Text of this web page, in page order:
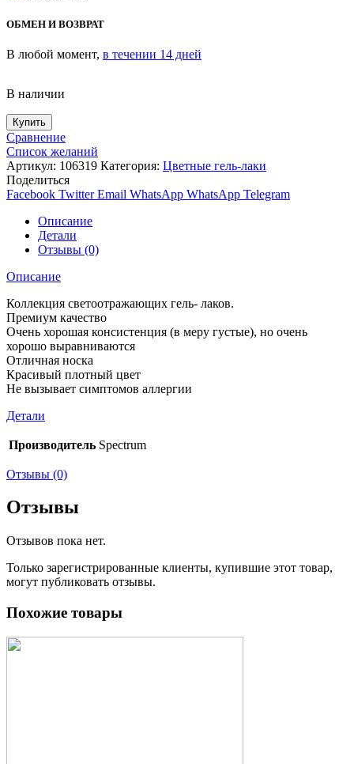
ОБМЕН И ВОЗВРАТ
В любой момент, в течении 14 дней
В наличии
Купить
Сравнение
Список желаний
Артикул: 106319 Категория: Цветные гель-лаки
Поделиться
Facebook Twitter Email WhatsApp WhatsApp Telegram
Описание
Детали
Отзывы (0)
Описание
Коллекция светоотражающих гель- лаков.
Премиум качество
Очень хорошая консистенция (в меру густые), но очень
хорошо выравниваются
Отличная носка
Красивый плотный цвет
Не вызывает симптомов аллергии
Детали
Производитель Spectrum
Отзывы (0)
Отзывы
Отзывов пока нет.
Только зарегистрированные клиенты, купившие этот товар,
могут публиковать отзывы.
Похожие товары